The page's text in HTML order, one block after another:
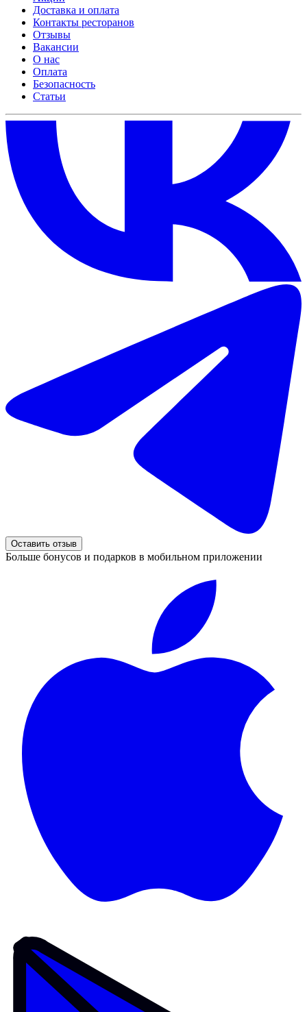
Доставка и оплата
Контакты ресторанов
Отзывы
Вакансии
О нас
Оплата
Безопасность
Статьи
Оставить отзыв
Больше бонусов и подарков в мобильном приложении